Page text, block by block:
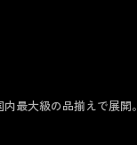
最大級の品揃えで展開。